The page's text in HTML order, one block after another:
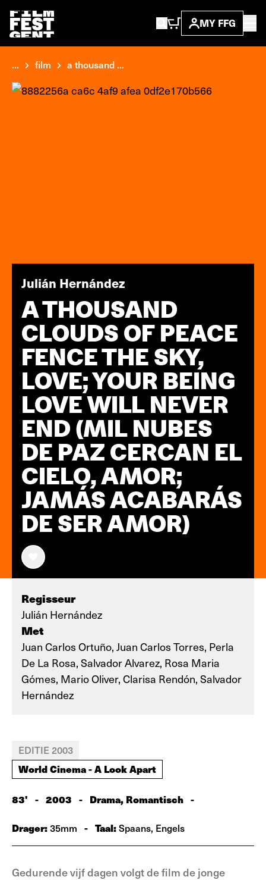
MY FFG
... film a thousand ...
Julián Hernández
A THOUSAND
CLOUDS OF PEACE
FENCE THE SKY,
LOVE; YOUR BEING
LOVE WILL NEVER
END (MIL NUBES
DE PAZ CERCAN EL
CIELO, AMOR;
JAMÁS ACABARÁS
DE SER AMOR)
Regisseur
Julián Hernández
Met
Juan Carlos Ortuño, Juan Carlos Torres, Perla
De La Rosa, Salvador Alvarez, Rosa Maria
Gómes, Mario Oliver, Clarisa Rendón, Salvador
Hernández
EDITIE 2003
World Cinema - A Look Apart
83' - 2003 - Drama, Romantisch -
Drager:35mm - Taal:Spaans, Engels
Gedurende vijf dagen volgt de film de jonge